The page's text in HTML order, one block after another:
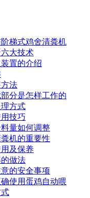
梯式鸡舍清粪机
大技术
置的介绍
法
分是怎样工作的
方式
技巧
量如何调整
机的重要性
及保养
做法
的安全事项
使用蛋鸡自动喂